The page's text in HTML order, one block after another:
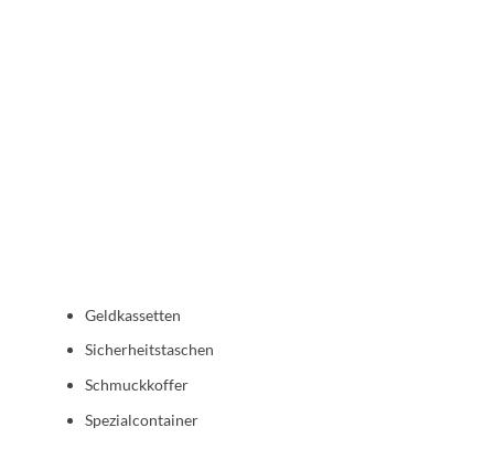
Geldkassetten
Sicherheitstaschen
Schmuckkoffer
Spezialcontainer